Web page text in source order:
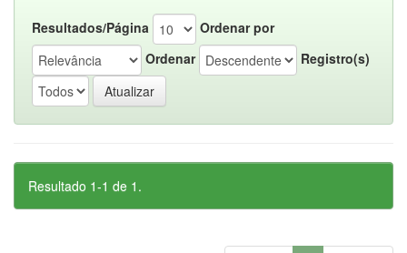
Resultados/Página
Ordenar por
Ordenar
Registro(s)
Resultado 1-1 de 1.